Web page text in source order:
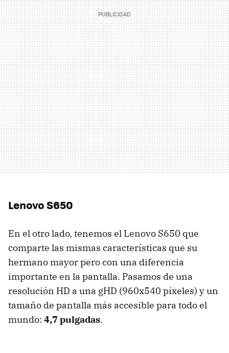
Lenovo S650
En el otro lado, tenemos el Lenovo S650 que
comparte las mismas características que su
hermano mayor pero con una diferencia
importante en la pantalla. Pasamos de una
resolución HD a una gHD (960x540 píxeles) y un
tamaño de pantalla más accesible para todo el
mundo: 4,7 pulgadas.